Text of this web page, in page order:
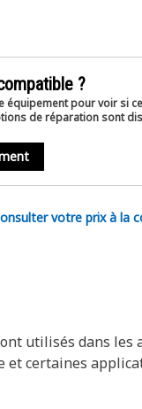
?
équipement pour voir si
de réparation sont
votre prix à la
utilisés dans les
et certaines